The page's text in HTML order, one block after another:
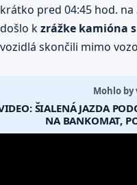
krátko pred 04:45 hod.
došlo kzrážke kamióna
vozidlá skončili mimo
Mohlo by
ŠIALENÁ JAZDA
NA BANKOMAT,